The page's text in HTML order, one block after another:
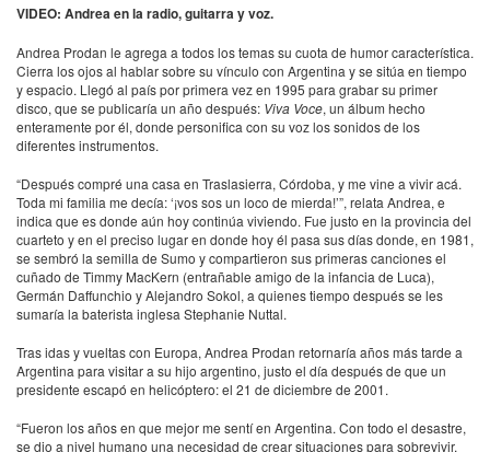
VIDEO: Andrea en la radio, guitarra y voz.
Andrea Prodan le agrega a todos los temas su cuota de humor característica.
Cierra los ojos al hablar sobre su vínculo con Argentina y se sitúa en tiempo
y espacio. Llegó al país por primera vez en 1995 para grabar su primer
disco, que se publicaría un año después: Viva Voce, un álbum hecho
enteramente por él, donde personifica con su voz los sonidos de los
diferentes instrumentos.
“Después compré una casa en Traslasierra, Córdoba, y me vine a vivir acá.
Toda mi familia me decía: ‘¡vos sos un loco de mierda!’”, relata Andrea, e
indica que es donde aún hoy continúa viviendo. Fue justo en la provincia del
cuarteto y en el preciso lugar en donde hoy él pasa sus días donde, en 1981,
se sembró la semilla de Sumo y compartieron sus primeras canciones el
cuñado de Timmy MacKern (entrañable amigo de la infancia de Luca),
Germán Daffunchio y Alejandro Sokol, a quienes tiempo después se les
sumaría la baterista inglesa Stephanie Nuttal.
Tras idas y vueltas con Europa, Andrea Prodan retornaría años más tarde a
Argentina para visitar a su hijo argentino, justo el día después de que un
presidente escapó en helicóptero: el 21 de diciembre de 2001.
“Fueron los años en que mejor me sentí en Argentina. Con todo el desastre,
se dio a nivel humano una necesidad de crear situaciones para sobrevivir.